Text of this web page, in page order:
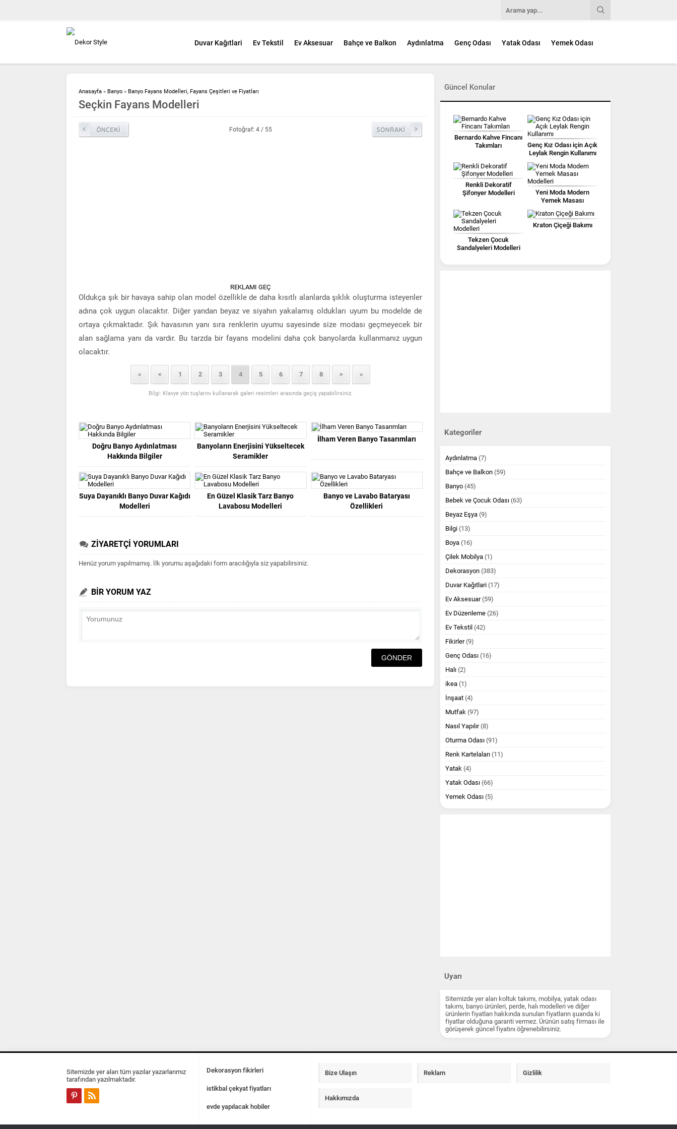
Duvar Kağıtlari Ev Tekstil Ev Aksesuar Bahçe ve Balkon Aydınlatma Genç Odası Yatak Odası Yemek Odası
Anasayfa » Banyo » Banyo Fayans Modelleri, Fayans Çeşitleri ve Fiyatları
Seçkin Fayans Modelleri
Fotoğraf: 4 / 55
REKLAMI GEÇ
Oldukça şık bir havaya sahip olan model özellikle de daha kısıtlı alanlarda şıklık oluşturma isteyenler
adına çok uygun olacaktır. Diğer yandan beyaz ve siyahın yakalamış oldukları uyum bu modelde de
ortaya çıkmaktadır. Şık havasının yanı sıra renklerin uyumu sayesinde size modası geçmeyecek bir
alan sağlama yanı da vardır. Bu tarzda bir fayans modelini daha çok banyolarda kullanmanız uygun
olacaktır.
« < 1 2 3 4 5 6 7 8 > »
Bilgi: Klavye yön tuşlarını kullanarak galeri resimleri arasında geçiş yapabilirsiniz.
Doğru Banyo Aydınlatması
Hakkında Bilgiler
Banyoların Enerjisini Yükseltecek
Seramikler
İlham Veren Banyo Tasarımları
Suya Dayanıklı Banyo Duvar Kağıdı
Modelleri
En Güzel Klasik Tarz Banyo
Lavabosu Modelleri
Banyo ve Lavabo Bataryası
Özellikleri
ZİYARETÇİ YORUMLARI
Henüz yorum yapılmamış. İlk yorumu aşağıdaki form aracılığıyla siz yapabilirsiniz.
BİR YORUM YAZ
Güncel Konular
Bernardo Kahve Fincanı
Takımları
Genç Kız Odası için Açık
Leylak Rengin Kullanımı
Renkli Dekoratif
Şifonyer Modelleri
Yeni Moda Modern
Yemek Masası
Tekzen Çocuk
Sandalyeleri Modelleri
Kraton Çiçeği Bakımı
Kategoriler
Aydınlatma (7)
Bahçe ve Balkon (59)
Banyo (45)
Bebek ve Çocuk Odası (63)
Beyaz Eşya (9)
Bilgi (13)
Boya (16)
Çilek Mobilya (1)
Dekorasyon (383)
Duvar Kağıtlari (17)
Ev Aksesuar(59)
Ev Düzenleme (26)
Ev Tekstil (42)
Fikirler(9)
Genç Odası (16)
Halı (2)
ikea (1)
İnşaat (4)
Mutfak (97)
Nasıl Yapılır(8)
Oturma Odası (91)
Renk Kartelaları (11)
Yatak (4)
Yatak Odası (66)
Yemek Odası (5)
Uyarı
Sitemizde yer alan koltuk takımı, mobilya, yatak odası
takımı, banyo ürünleri, perde, halı modelleri ve diğer
ürünlerin fiyatları hakkında sunulan fiyatların şuanda ki
fiyatlar olduğuna garanti vermez. Ürünün satış firması ile
görüşerek güncel fiyatını öğrenebilirsiniz.
Sitemizde yer alan tüm yazılar yazarlarımız
tarafından yazılmaktadır.
Dekorasyon fikirleri
istikbal çekyat fiyatları
evde yapılacak hobiler
Bize Ulaşın Reklam Gizlilik
Hakkımızda